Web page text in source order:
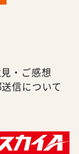
・ご感想
信について